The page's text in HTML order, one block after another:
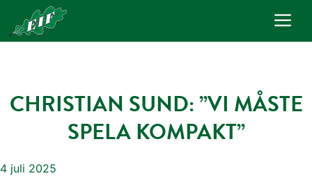
innehåll
CHRISTIAN SUND: ”VI MÅSTE
SPELA KOMPAKT”
4 juli 2025